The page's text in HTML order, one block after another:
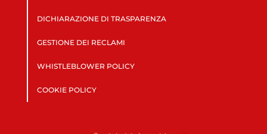
DICHIARAZIONE DI TRASPARENZA
GESTIONE DEI RECLAMI
WHISTLEBLOWER POLICY
COOKIE POLICY